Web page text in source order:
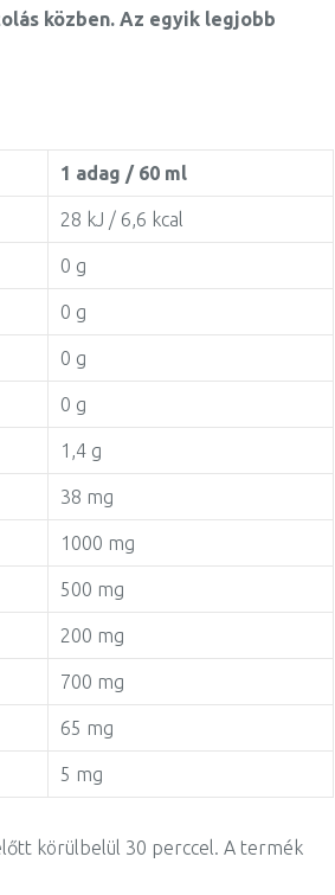
közben. Az egyik legjobb
1 adag / 60 ml
28 kJ / 6,6 kcal
0 g
0 g
0 g
0 g
1,4 g
38 mg
1000 mg
500 mg
200 mg
700 mg
65 mg
5 mg
körülbelül 30 perccel. A termék